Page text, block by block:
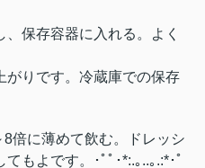
保存容器に入れる。よく
がりです。冷蔵庫での保存
8倍に薄めて飲む。ドレッシ
もよです。･ﾟﾟ･*:.｡..｡.:*･ﾟ